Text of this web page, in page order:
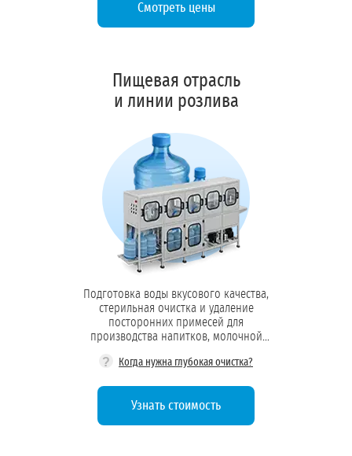
Умягчение воды:
Обессоливание:
Автоматизация:
Смотреть цены
Пищевая отрасль
и линии розлива
Подготовка воды вкусового качества,
стерильная очистка и удаление
посторонних примесей для
производства напитков, молочной
? Когда нужна глубокая очистка?
Обратный осмос:Узнать стоимость